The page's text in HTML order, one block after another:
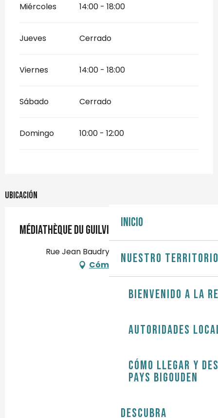
Inicio
Nuestro
Bienvenido a la
Autoridades
Cómo llegar y
Pays Bigouden
Descubra
Miércoles 14:00 - 18:00
Jueves Cerrado
Viernes 14:00 - 18:00
Sábado Cerrado
Domingo 10:00 - 12:00
Ubicación
Médiathèque du Guilvinec
Rue Jean Baudry, 29730 Guilvinec
Cómo llegar